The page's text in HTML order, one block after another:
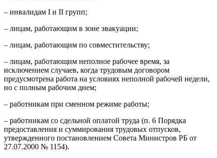
– инвалидам I и II групп;
– лицам, работающим в зоне эвакуации;
– лицам, работающим по совместительству;
– лицам, работающим неполное рабочее время, за
исключением случаев, когда трудовым договором
предусмотрена работа на условиях неполной рабочей недели,
но с полным рабочим днем;
– работникам при сменном режиме работы;
– работникам со сдельной оплатой труда (п. 6 Порядка
предоставления и суммирования трудовых отпусков,
утвержденного постановлением Совета Министров РБ от
27.07.2000 № 1154).